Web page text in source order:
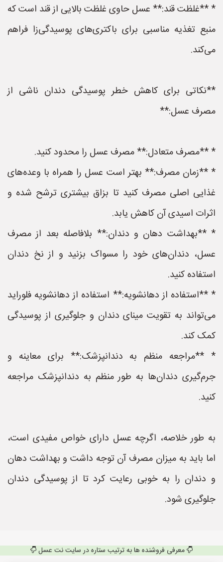
* **غلظت قند:** عسل حاوی غلظت بالایی از قند است که
منبع تغذیه مناسبی برای باکتری‌های پوسیدگی‌زا فراهم
می‌کند.
**نکاتی برای کاهش خطر پوسیدگی دندان ناشی از
مصرف عسل:**
* **مصرف متعادل:** مصرف عسل را محدود کنید.
* **زمان مصرف:** بهتر است عسل را همراه با وعده‌های
غذایی اصلی مصرف کنید تا بزاق بیشتری ترشح شده و
اثرات اسیدی آن کاهش یابد.
* **بهداشت دهان و دندان:** بلافاصله بعد از مصرف
عسل، دندان‌های خود را مسواک بزنید و از نخ دندان
استفاده کنید.
* **استفاده از دهانشویه:** استفاده از دهانشویه فلوراید
می‌تواند به تقویت مینای دندان و جلوگیری از پوسیدگی
کمک کند.
* **مراجعه منظم به دندانپزشک:** برای معاینه و
جرم‌گیری دندان‌ها به طور منظم به دندانپزشک مراجعه
کنید.
به طور خلاصه، اگرچه عسل دارای خواص مفیدی است،
اما باید به میزان مصرف آن توجه داشت و بهداشت دهان
و دندان را به خوبی رعایت کرد تا از پوسیدگی دندان
جلوگیری شود.
معرفی فروشنده ها به ترتیب ستاره در سایت نت عسل